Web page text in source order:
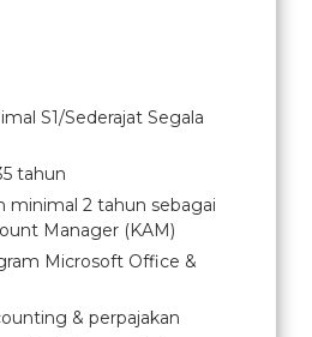
S1/Sederajat Segala
tahun
minimal 2 tahun sebagai
Manager (KAM)
Microsoft Office &
& perpajakan